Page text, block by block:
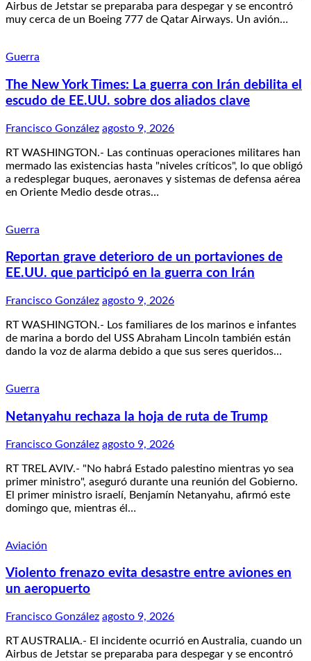
Airbus de Jetstar se preparaba para despegar y se encontró
muy cerca de un Boeing 777 de Qatar Airways. Un avión…
Guerra
The New York Times: La guerra con Irán debilita el
escudo de EE.UU. sobre dos aliados clave
Francisco González agosto 9, 2026
RT WASHINGTON.- Las continuas operaciones militares han
mermado las existencias hasta "niveles críticos", lo que obligó
a redesplegar buques, aeronaves y sistemas de defensa aérea
en Oriente Medio desde otras…
Guerra
Reportan grave deterioro de un portaviones de
EE.UU. que participó en la guerra con Irán
Francisco González agosto 9, 2026
RT WASHINGTON.- Los familiares de los marinos e infantes
de marina a bordo del USS Abraham Lincoln también están
dando la voz de alarma debido a que sus seres queridos…
Guerra
Netanyahu rechaza la hoja de ruta de Trump
Francisco González agosto 9, 2026
RT TREL AVIV.- "No habrá Estado palestino mientras yo sea
primer ministro", aseguró durante una reunión del Gobierno.
El primer ministro israelí, Benjamín Netanyahu, afirmó este
domingo que, mientras él…
Aviación
Violento frenazo evita desastre entre aviones en
un aeropuerto
Francisco González agosto 9, 2026
RT AUSTRALIA.- El incidente ocurrió en Australia, cuando un
Airbus de Jetstar se preparaba para despegar y se encontró